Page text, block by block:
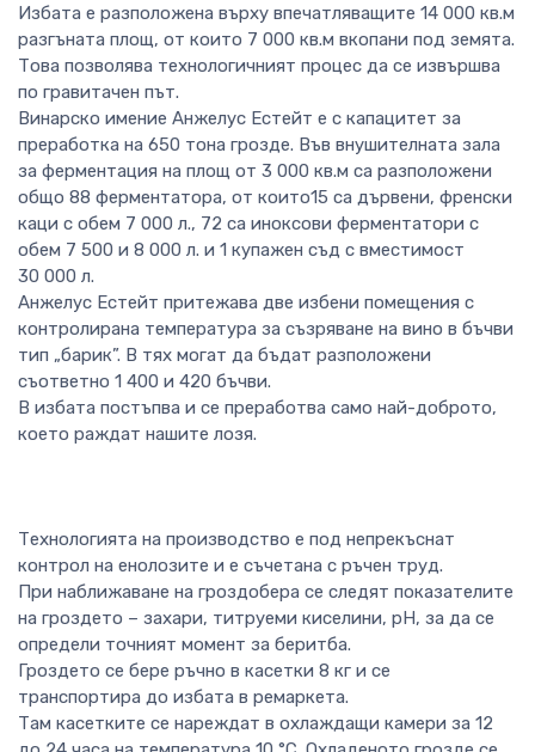
Избата е разположена върху впечатляващите 14 000 кв.м
разгъната площ, от които 7 000 кв.м вкопани под земята.
Това позволява технологичният процес да се извършва
по гравитачен път.
Винарско имение Анжелус Естейт е с капацитет за
преработка на 650 тона грозде. Във внушителната зала
за ферментация на площ от 3 000 кв.м са разположени
общо 88 ферментатора, от които15 са дървени, френски
каци с обем 7 000 л., 72 са иноксови ферментатори с
обем 7 500 и 8 000 л. и 1 купажен съд с вместимост
30 000 л.
Анжелус Естейт притежава две избени помещения с
контролирана температура за съзряване на вино в бъчви
тип „барик”. В тях могат да бъдат разположени
съответно 1 400 и 420 бъчви.
В избата постъпва и се преработва само най-доброто,
което раждат нашите лозя.
Технологията на производство е под непрекъснат
контрол на енолозите и е съчетана с ръчен труд.
При наближаване на гроздобера се следят показателите
на гроздето – захари, титруеми киселини, pH, за да се
определи точният момент за беритба.
Гроздето се бере ръчно в касетки 8 кг и се
транспортира до избата в ремаркета.
Там касетките се нареждат в охлаждащи камери за 12